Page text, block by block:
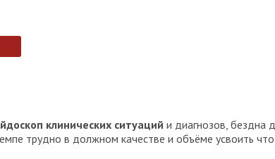
клинических ситуаций и диагнозов, бездна
трудно в должном качестве и объёме усвоить